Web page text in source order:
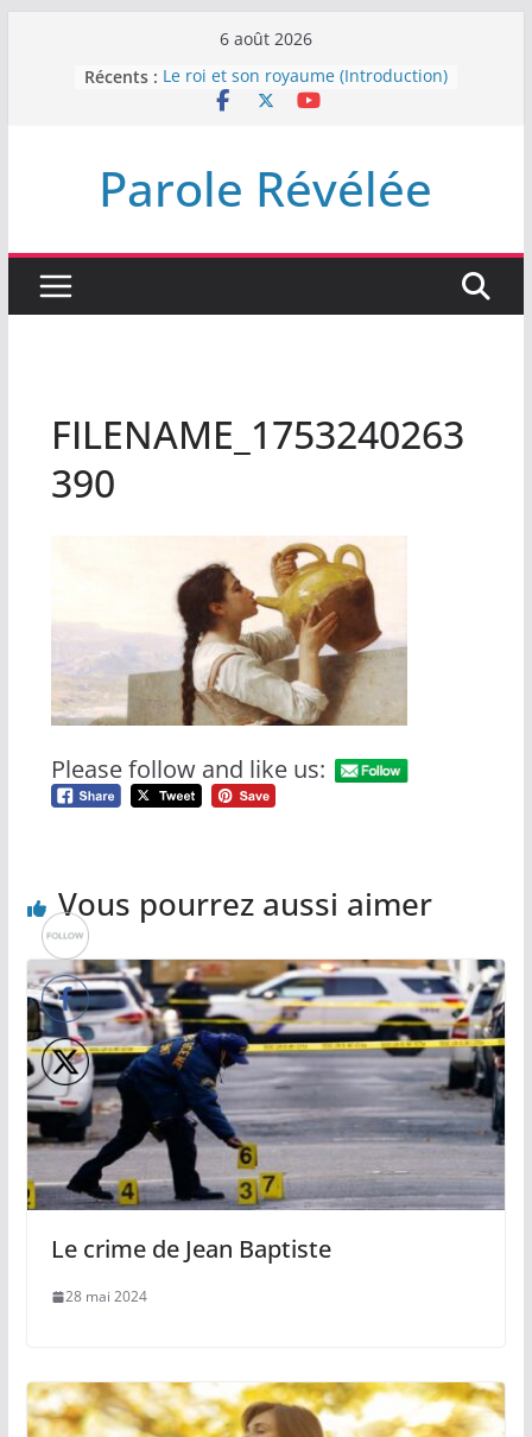
6 août 2026
Récents : Le roi et son royaume (Introduction)
DEMEUREZ DANS LA LUMIÈRE
LABAN
L’INTERVENTION DE DIEU
Parole Révélée
FILENAME_1753240263
390
Please follow and like us:
Vous pourrez aussi aimer
Le crime de Jean Baptiste
28 mai 2024